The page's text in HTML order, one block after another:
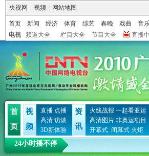
央视网 视频 网站地图
首页 新闻 经济 体育 综艺 春晚 戏曲 音
电视
频道大全 栏目大全 节目大全 直播
首
页
视
频
直播 点播
高清 访谈
3D新体验
资
讯
火线战报 一起看亚运
高清图片 非奥运项目
开幕式 闭幕式 火炬
24小时播不停